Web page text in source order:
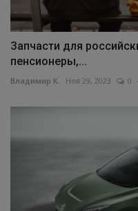
Запчасти для
пенсионеры,...
Владимир К. Ноя 29, 2023 0